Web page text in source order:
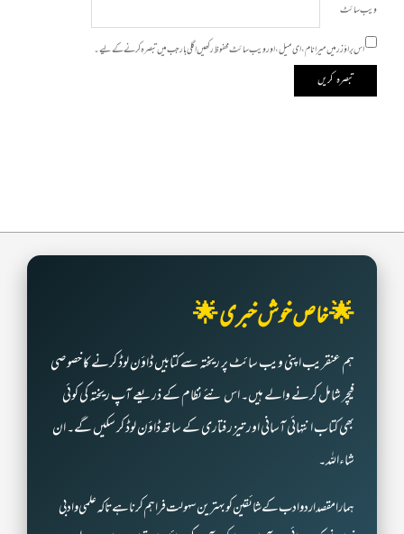
ویب‌ سائٹ
اس براؤزر میں میرا نام، ای میل، اور ویب سائٹ محفوظ رکھیں اگلی بار جب میں تبصرہ کرنے کےلیے۔
🌟 خاص خوش خبری 🌟
ہم عنقریب اپنی ویب سائٹ پر ریختہ سے کتابیں ڈاؤن لوڈ کرنے کا خصوصی
فیچر شامل کرنے والے ہیں۔ اس نئے نظام کے ذریعے آپ ریختہ کی کوئی
بھی کتاب انتہائی آسانی اور تیز رفتاری کے ساتھ ڈاؤن لوڈ کر سکیں گے۔ ان
شاءاللہ۔
ہمارا مقصد اردو ادب کے شائقین کو بہترین سہولت فراہم کرنا ہے تاکہ علمی و ادبی